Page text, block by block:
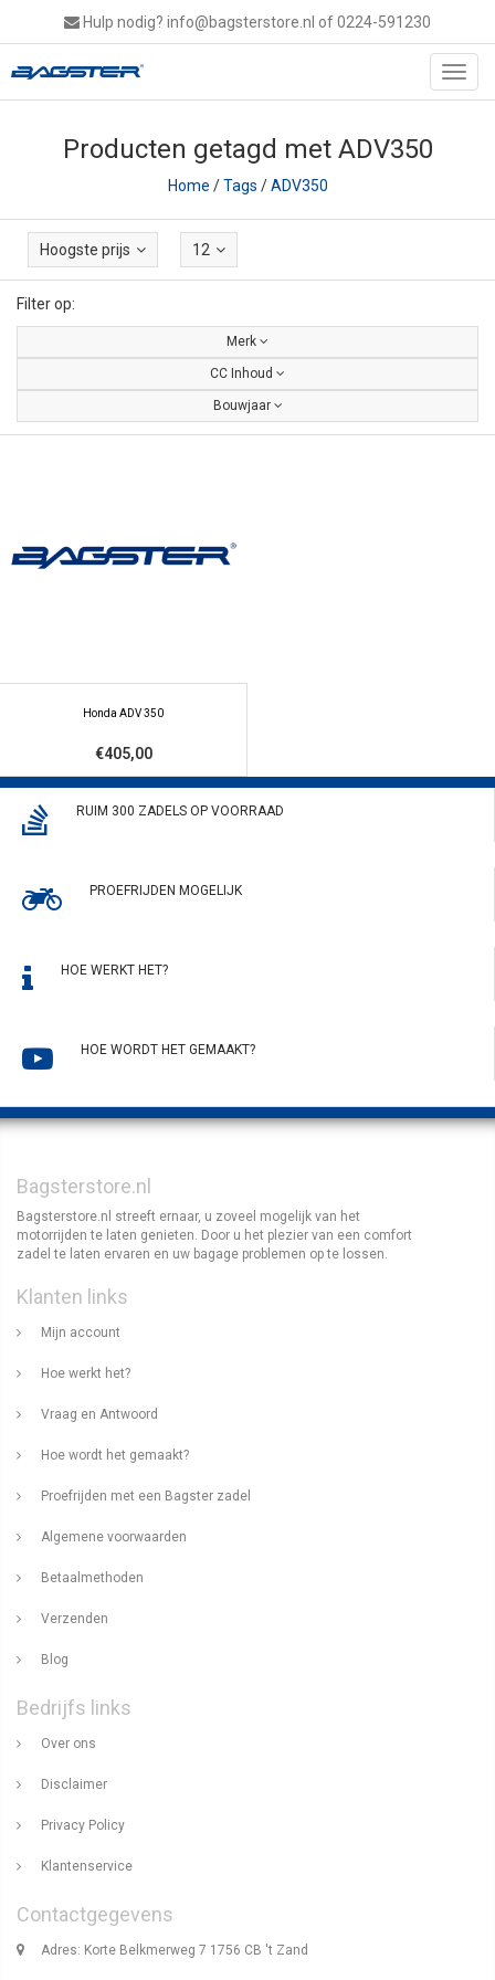
Hulp nodig? info@bagsterstore.nl of 0224-591230
Producten getagd met ADV350
Home /Tags /ADV350
Hoogste prijs 12
Filter op:
Merk
CC Inhoud
Bouwjaar
Honda ADV 350
€405,00
RUIM 300 ZADELS OP VOORRAAD
PROEFRIJDEN MOGELIJK
HOE WERKT HET?
HOE WORDT HET GEMAAKT?
Bagsterstore.nl
Bagsterstore.nl streeft ernaar, u zoveel mogelijk van het
motorrijden te laten genieten. Door u het plezier van een comfort
zadel te laten ervaren en uw bagage problemen op te lossen.
Klanten links
Mijn account
Hoe werkt het?
Vraag en Antwoord
Hoe wordt het gemaakt?
Proefrijden met een Bagster zadel
Algemene voorwaarden
Betaalmethoden
Verzenden
Blog
Bedrijfs links
Over ons
Disclaimer
Privacy Policy
Klantenservice
Contactgegevens
Adres: Korte Belkmerweg 7 1756 CB 't Zand